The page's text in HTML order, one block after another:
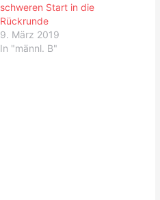
schweren Start in die
Rückrunde
9. März 2019
In "männl. B"